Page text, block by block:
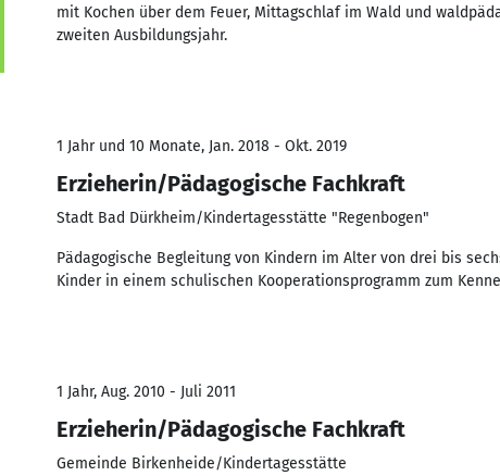
mit Kochen über dem Feuer, Mittagschlaf im Wald und
zweiten Ausbildungsjahr.
1 Jahr und 10 Monate, Jan. 2018 - Okt. 2019
Erzieherin/Pädagogische Fachkraft
Stadt Bad Dürkheim/Kindertagesstätte "Regenbogen"
Pädagogische Begleitung von Kindern im Alter von drei bis
Kinder in einem schulischen Kooperationsprogramm zum
1 Jahr, Aug. 2010 - Juli 2011
Erzieherin/Pädagogische Fachkraft
Gemeinde Birkenheide/Kindertagesstätte